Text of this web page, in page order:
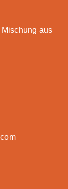
Mischung aus